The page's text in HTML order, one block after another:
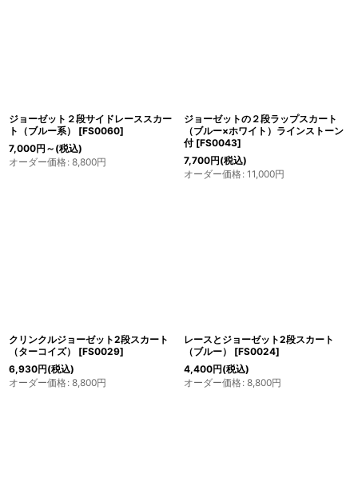
ジョーゼット２段サイドレーススカー
ト（ブルー系）
[FS0060]
7,000円 ～ (税込)
オーダー価格: 8,800円
ジョーゼットの２段ラップスカート
（ブルー×ホワイト）ラインストーン
付 [FS0043]
7,700円(税込)
オーダー価格: 11,000円
クリンクルジョーゼット2段スカート
（ターコイズ）
[FS0029]
6,930円(税込)
オーダー価格: 8,800円
レースとジョーゼット2段スカート
（ブルー）
[FS0024]
4,400円(税込)
オーダー価格: 8,800円